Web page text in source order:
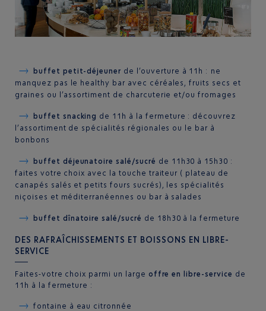
buffet petit-déjeuner de l’ouverture à 11h : ne
manquez pas le healthy bar avec céréales, fruits secs et
graines ou l’assortiment de charcuterie et/ou fromages
buffet snacking de 11h à la fermeture : découvrez
l’assortiment de spécialités régionales ou le bar à
bonbons
buffet déjeunatoire salé/sucré de 11h30 à 15h30 :
faites votre choix avec la touche traiteur ( plateau de
canapés salés et petits fours sucrés), les spécialités
niçoises et méditerranéennes ou bar à salades
buffet dînatoire salé/sucré de 18h30 à la fermeture
DES RAFRAÎCHISSEMENTS ET BOISSONS EN LIBRE-
SERVICE
Faites-votre choix parmi un large offre en libre-service de
11h à la fermeture :
fontaine à eau citronnée